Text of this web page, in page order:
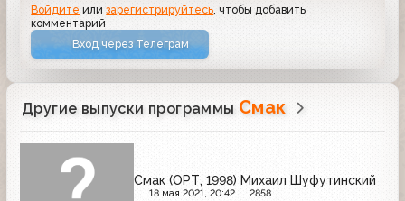
Войдите илизарегистрируйтесь , чтобы добавить
комментарий
Вход через Телеграм
Другие выпуски программы Смак
Смак (ОРТ, 1998) Михаил Шуфутинский
18 мая 2021, 20:42 2858